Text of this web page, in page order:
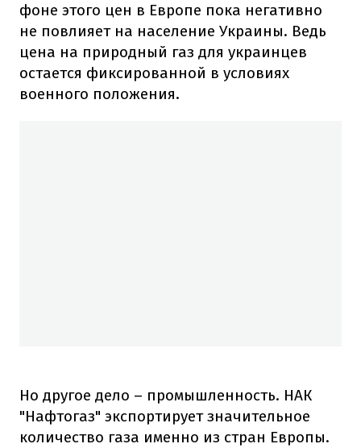
фоне этого цен в Европе пока негативно
не повлияет на население Украины. Ведь
цена на природный газ для украинцев
остается фиксированной в условиях
военного положения.
Но другое дело – промышленность. НАК
"Нафтогаз" экспортирует значительное
количество газа именно из стран Европы.